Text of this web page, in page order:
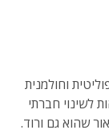
וחולמנית
לשינוי חברתי
שהוא גם ורוד.